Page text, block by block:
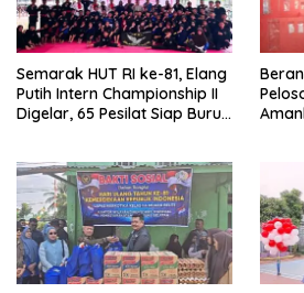
Semarak HUT RI ke-81, Elang
Putih Intern Championship II
Digelar, 65 Pesilat Siap Buru